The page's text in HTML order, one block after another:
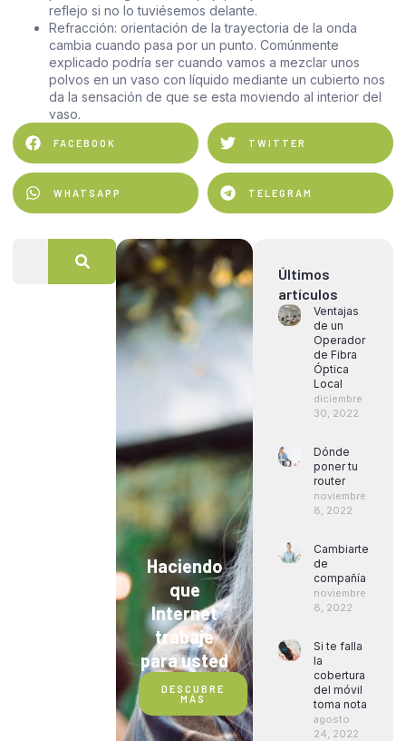
reflejo si no lo tuviésemos delante.
Refracción: orientación de la trayectoria de la onda
cambia cuando pasa por un punto. Comúnmente
explicado podría ser cuando vamos a mezclar unos
polvos en un vaso con líquido mediante un cubierto nos
da la sensación de que se esta moviendo al interior del
vaso.
FACEBOOK TWITTER
WHATSAPP TELEGRAM
Haciendo
que
Internet
trabaje
para usted
DESCUBRE
MÁS
Últimos
artículos
Ventajas
de un
Operador
de Fibra
Óptica
Local
diciembre
30, 2022
Dónde
poner tu
router
noviembre
8, 2022
Cambiarte
de
compañía
noviembre
8, 2022
Si te falla
la
cobertura
del móvil
toma nota
agosto
24, 2022